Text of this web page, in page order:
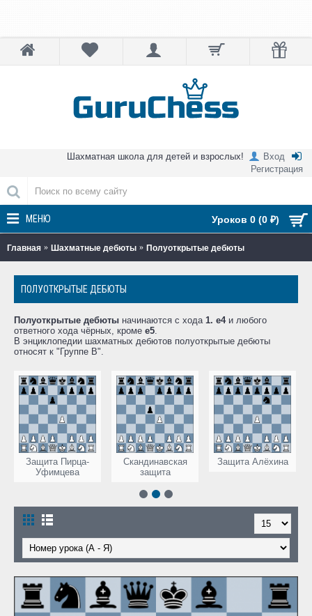
Шахматная школа для детей и взрослых!
Вход
Регистрация
Уроков 0 (0 ₽)
МЕНЮ
Главная Шахматные дебюты Полуоткрытые дебюты
ПОЛУОТКРЫТЫЕ ДЕБЮТЫ
Полуоткрытые дебюты начинаются с хода 1. e4и любого
ответного хода чёрных, кроме e5.
В энциклопедии шахматных дебютов полуоткрытые дебюты
относят к "Группе B".
Пирца-
Скандинавская
Защита Алёхина Дебют